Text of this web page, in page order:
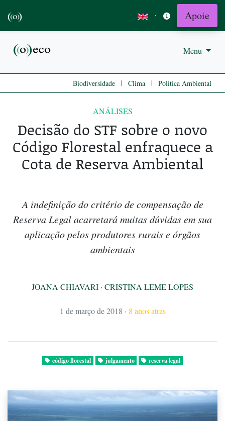
· Apoie
Menu
Biodiversidade | Clima | Politica Ambiental
ANÁLISES
Decisão do STF sobre o novo
Código Florestal enfraquece a
Cota de Reserva Ambiental
A indefinição do critério de compensação de
Reserva Legal acarretará muitas dúvidas em sua
aplicação pelos produtores rurais e órgãos
ambientais
JOANA CHIAVARI · CRISTINA LEME LOPES
1 de março de 2018 · 8 anos atrás
código florestal julgamento reserva legal